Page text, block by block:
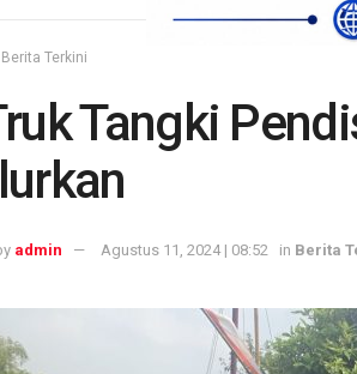
Berita Terkini
Tangki
admin Agustus 11, 2024 | 08:52 in Berita